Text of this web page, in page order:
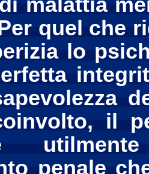
malattia
quel che
lo
il
penale